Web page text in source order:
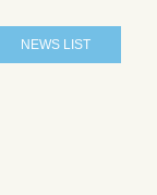
NEWS LIST